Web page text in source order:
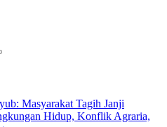
Masyarakat Tagih Janji
Hidup, Konflik Agraria,